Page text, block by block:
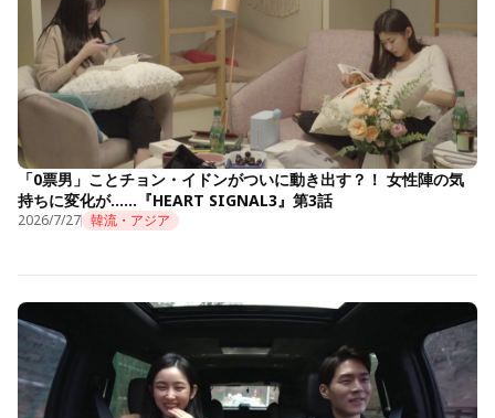
「0票男」ことチョン・イドンがついに動き出す？！ 女性陣の気
持ちに変化が……『HEART SIGNAL3』第3話
2026/7/27 韓流・アジア